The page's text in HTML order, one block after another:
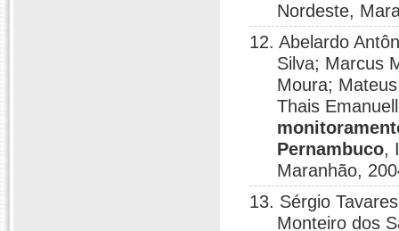
Nordeste,
12. Abelardo
Silva; Marcus
Moura;
Thais
Pernambuco,
Maranhão,
13. Sérgio
Monteiro dos